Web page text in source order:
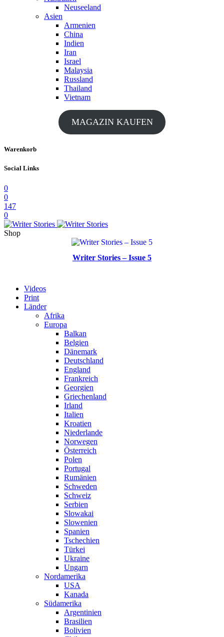
Neuseeland
Asien
Armenien
China
Indien
Iran
Israel
Malaysia
Russland
Thailand
Vietnam
MAGAZIN KAUFEN
Warenkorb
Social Links
0
0
147
0
Shop
Writer Stories – Issue 5
Videos
Print
Länder
Afrika
Europa
Balkan
Belgien
Dänemark
Deutschland
England
Frankreich
Georgien
Griechenland
Irland
Italien
Kroatien
Niederlande
Norwegen
Österreich
Polen
Portugal
Rumänien
Schweden
Schweiz
Serbien
Slowakai
Slowenien
Spanien
Tschechien
Türkei
Ukraine
Ungarn
Nordamerika
USA
Kanada
Südamerika
Argentinien
Brasilien
Bolivien